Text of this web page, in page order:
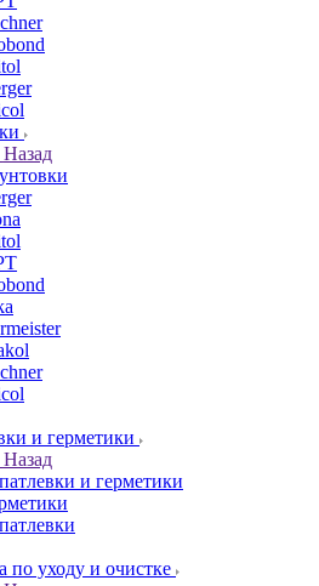
Назад
и герметики
Назад
и герметики
по уходу и очистке